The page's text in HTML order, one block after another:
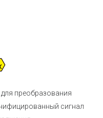
преобразования
сигнал